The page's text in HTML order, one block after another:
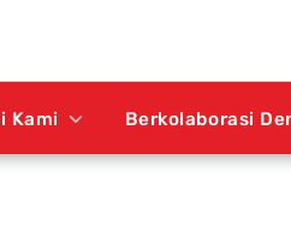
Kami Berkolaborasi